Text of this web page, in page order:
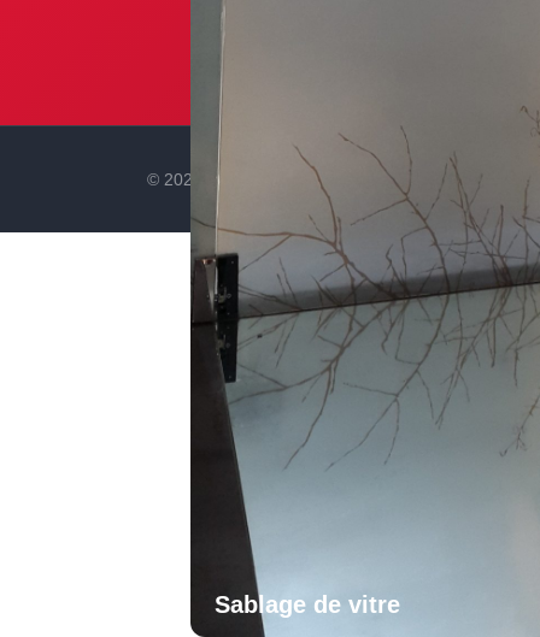
Sablage de vitre
© 2026 Signarama Tunisie. Tous droits réservés.